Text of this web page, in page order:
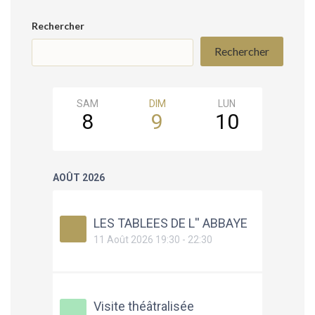
Rechercher
Rechercher
SAM
8
DIM
9
LUN
10
AOÛT 2026
LES TABLEES DE L'' ABBAYE
11 Août 2026 19:30 - 22:30
Visite théâtralisée